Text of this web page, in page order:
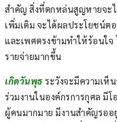
สำคัญ สิ่งที่ตกหล่นสูญหายจะ
เพิ่มเติม จะได้ผลประโยชน์
และเพศตรงข้ามทำให้ร้อนใจ
รายจ่ายมากขึ้น
เกิดวันพุธ ระวังจะมีความเห็
ร่วมงานในองค์กรการกุศล มี
ผู้คนมากมาย มีงานสำคัญรออ